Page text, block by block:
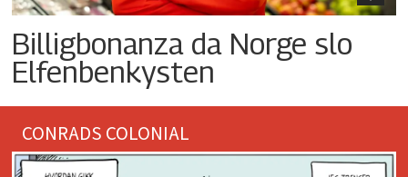
Billigbonanza da Norge slo
Elfenbenkysten
CONRADS COLONIAL